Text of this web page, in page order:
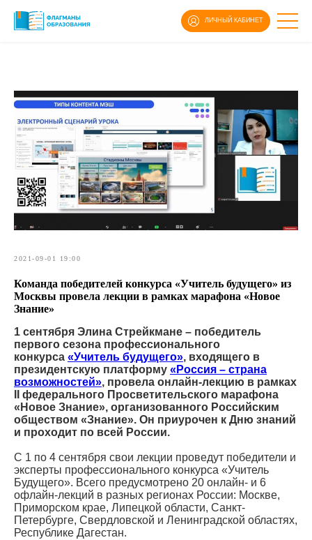
ЛИЧНЫЙ КАБИНЕТ
2021-09-01 19:00
Команда победителей конкурса «Учитель будущего» из
Москвы провела лекции в рамках марафона «Новое
Знание»
1 сентября Элина Стрейкмане – победитель
первого сезона профессионального
конкурса «Учитель будущего», входящего в
президентскую платформу «Россия – страна
возможностей», провела онлайн-лекцию в рамках
II федерального Просветительского марафона
«Новое Знание», организованного Российским
обществом «Знание». Он приурочен к Дню знаний
и проходит по всей России.
С 1 по 4 сентября свои лекции проведут победители и
эксперты профессионального конкурса «Учитель
Будущего». Всего предусмотрено 20 онлайн- и 6
офлайн-лекций в разных регионах России: Москве,
Приморском крае, Липецкой области, Санкт-
Петербурге, Свердловской и Ленинградской областях,
Республике Дагестан.